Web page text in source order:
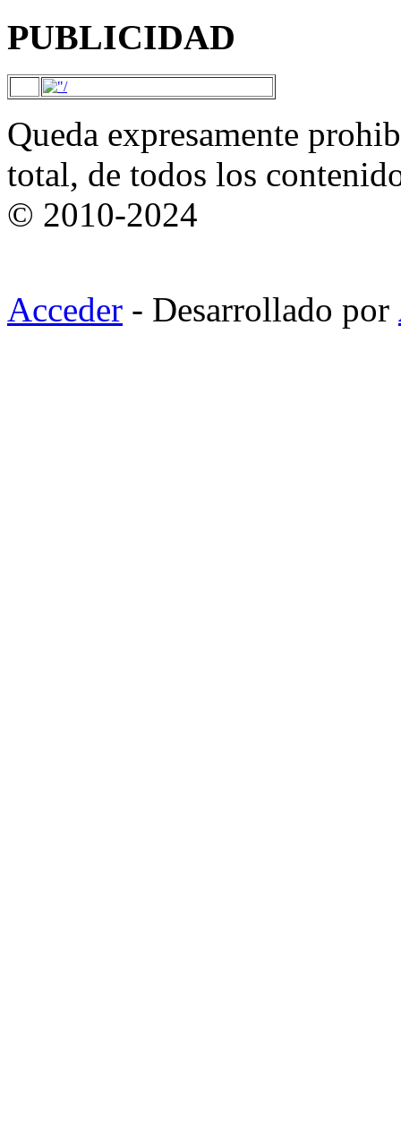
PUBLICIDAD
Queda expresamente
total, de todos los
© 2010-2024
Acceder - Desarrollado por